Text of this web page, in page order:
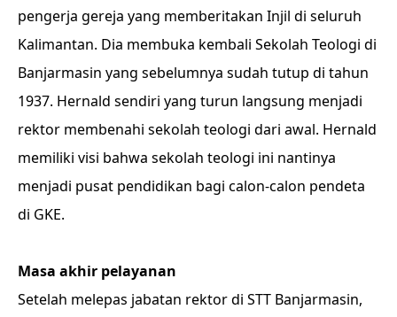
pengerja gereja yang memberitakan Injil di seluruh
Kalimantan. Dia membuka kembali Sekolah Teologi di
Banjarmasin yang sebelumnya sudah tutup di tahun
1937. Hernald sendiri yang turun langsung menjadi
rektor membenahi sekolah teologi dari awal. Hernald
memiliki visi bahwa sekolah teologi ini nantinya
menjadi pusat pendidikan bagi calon-calon pendeta
di GKE.
Masa akhir pelayanan
Setelah melepas jabatan rektor di STT Banjarmasin,